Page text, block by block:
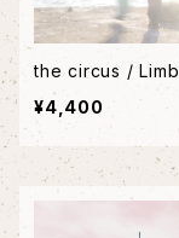
the circus /
¥4,400